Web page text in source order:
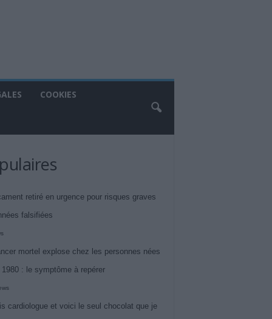
COOKIES
retiré en urgence pour risques graves
falsifiées
mortel explose chez les personnes nées
1980 : le symptôme à repérer
cardiologue et voici le seul chocolat que je